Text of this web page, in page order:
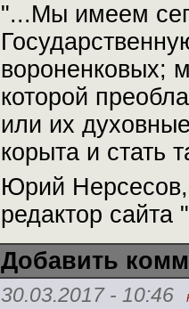
"...Мы имеем
вороненковых;
которой
или их
корыта и стать
Юрий Нерсесов,
редактор
Добавить
30.03.2017 - 10:46